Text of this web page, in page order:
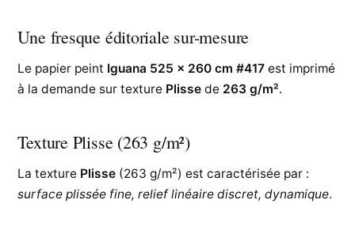
Une fresque éditoriale sur-mesure
Le papier peint Iguana 525 x 260 cm #417 est imprimé
à la demande sur texture Plisse de 263 g/m².
Texture Plisse (263 g/m²)
La texture Plisse (263 g/m²) est caractérisée par :
surface plissée fine, relief linéaire discret, dynamique.